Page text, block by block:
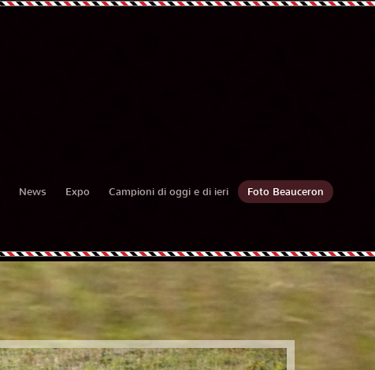
News Expo Campioni di oggi e di ieri
Foto Beauceron